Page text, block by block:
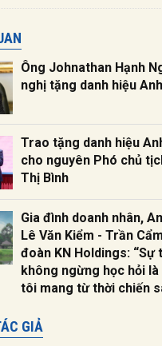
Ông Johnathan Hạnh
nghị tặng danh hiệu
Trao tặng danh hiệu
cho nguyên Phó chủ
Thị Bình
Gia đình doanh nhân,
Lê Văn Kiểm - Trần
đoàn KN Holdings:
không ngừng học hỏi
tôi mang từ thời chiến
GIẢ